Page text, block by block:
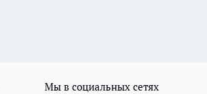
Мы в социальных сетях